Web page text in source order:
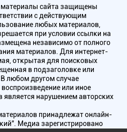
материалы сайта защищены
с действующим
любых материалов,
при условии ссылки на
независимо от полного
материалов. Для интернет-
открытая для поисковых
в подзаголовке или
любом другом случае
или иное
является нарушением авторских
принадлежат онлайн-
Медиа зарегистрировано